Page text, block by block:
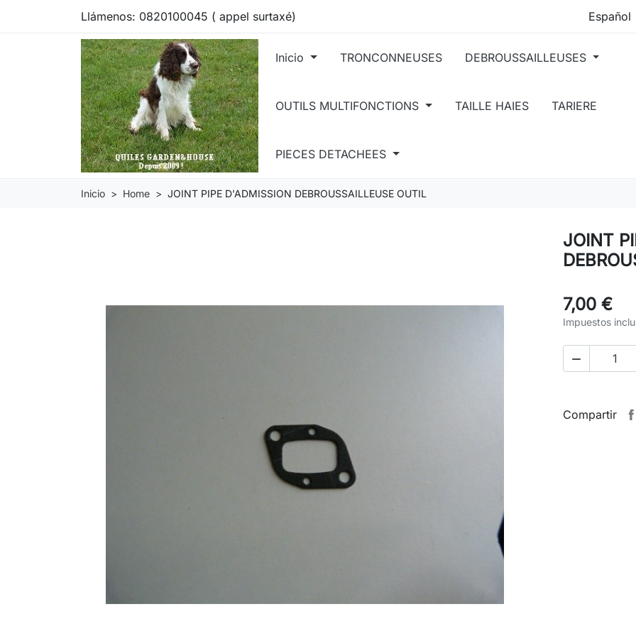
Llámenos: 0820100045 ( appel surtaxé)
Inicio TRONCONNEUSES DEBROUSSAILLEUSES
OUTILS MULTIFONCTIONS TAILLE HAIES TARIERE
PIECES DETACHEES
Inicio Home JOINT PIPE D'ADMISSION DEBROUSSAILLEUSE OUTIL
JOINT
7,00 €
Impuestos

Compartir